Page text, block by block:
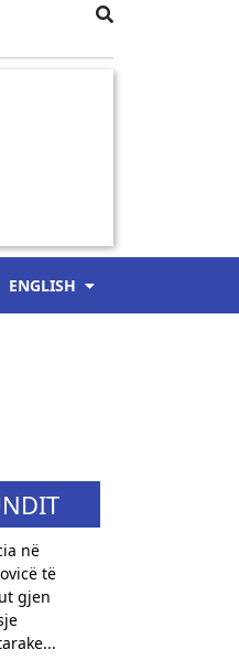
ENGLISH
në
të
gjen